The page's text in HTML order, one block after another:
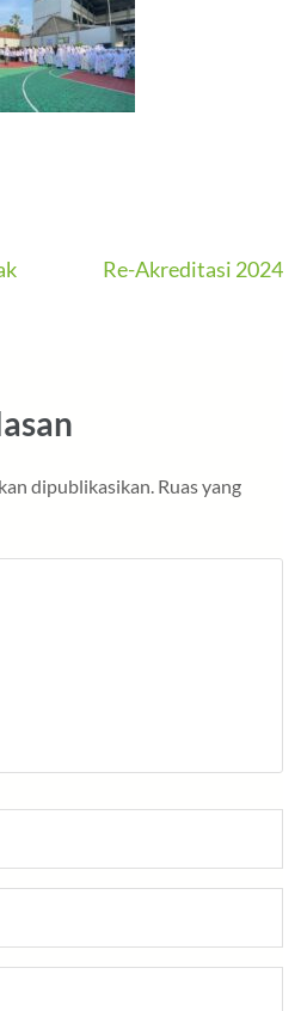
Re-Akreditasi 2024
dipublikasikan. Ruas yang